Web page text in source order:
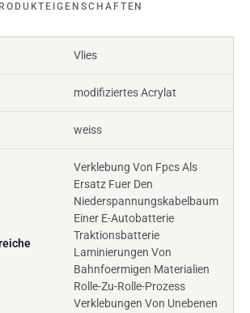
Vlies
modifiziertes Acrylat
weiss
Verklebung Von Fpcs Als
Ersatz Fuer Den
Niederspannungskabelbaum
Einer E-Autobatterie
Traktionsbatterie
Laminierungen Von
Bahnfoermigen Materialien
Rolle-Zu-Rolle-Prozess
Verklebungen Von Unebenen